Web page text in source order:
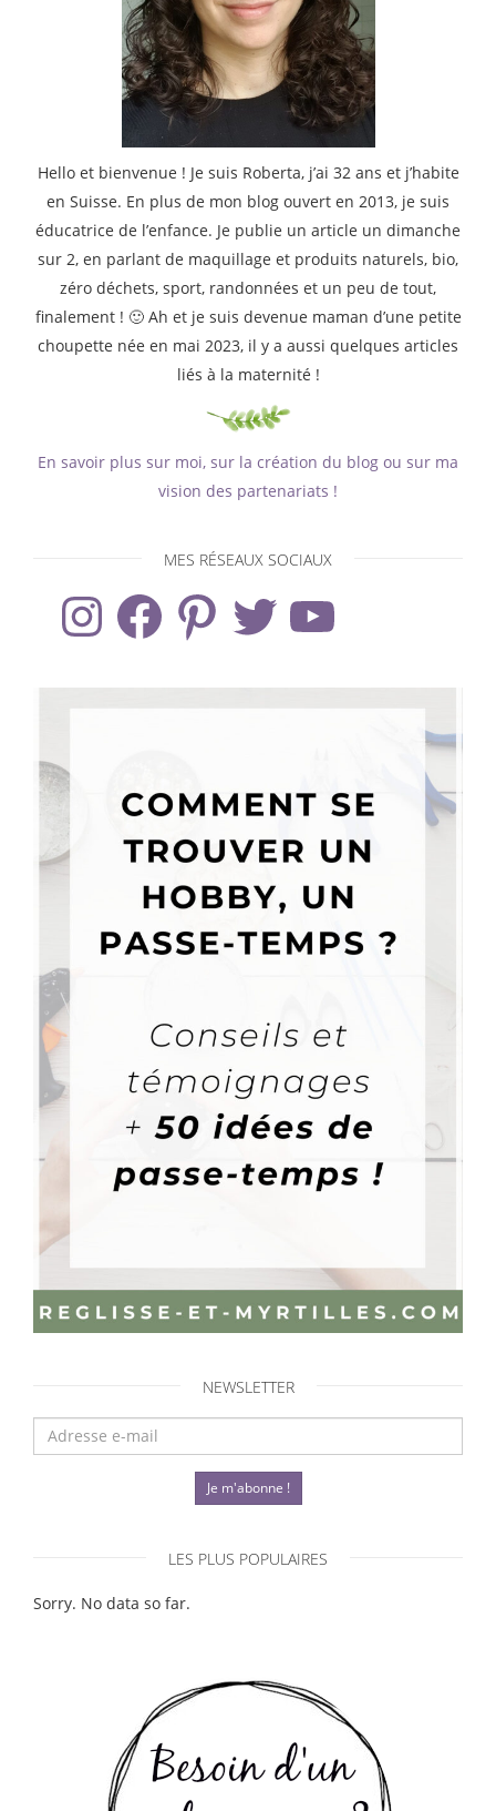
Hello et bienvenue ! Je suis Roberta, j’ai 32 ans et j’habite
en Suisse. En plus de mon blog ouvert en 2013, je suis
éducatrice de l’enfance. Je publie un article un dimanche
sur 2, en parlant de maquillage et produits naturels, bio,
zéro déchets, sport, randonnées et un peu de tout,
finalement ! 🙂 Ah et je suis devenue maman d’une petite
choupette née en mai 2023, il y a aussi quelques articles
liés à la maternité !
En savoir plus sur moi, sur la création du blog ou sur ma
vision des partenariats !
MES RÉSEAUX SOCIAUX
InstagramFacebook PinterestTwitter YouTube
NEWSLETTER
Je m'abonne !
LES PLUS POPULAIRES
Sorry. No data so far.